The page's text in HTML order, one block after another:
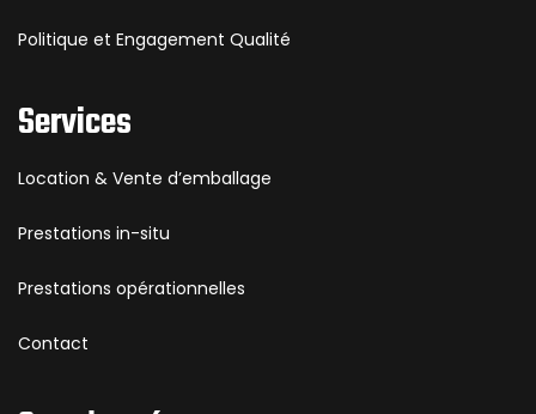
Politique et Engagement Qualité
Services
Location & Vente d’emballage
Prestations in-situ
Prestations opérationnelles
Contact